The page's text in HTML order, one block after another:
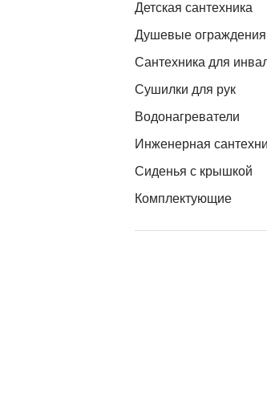
Детская сантехника
Душевые ограждения
Сантехника для
Сушилки для рук
Водонагреватели
Инженерная
Сиденья с крышкой
Комплектующие